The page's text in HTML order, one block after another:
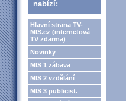
nabízí:
Hlavní strana TV-
MIS.cz (internetová
TV zdarma)
Novinky
MIS 1 zábava
MIS 2 vzdělání
MIS 3 publicist.